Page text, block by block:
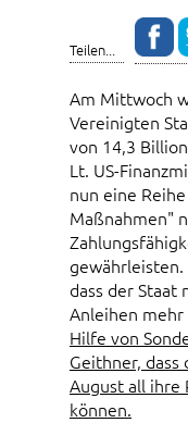
Teilen...
Am Mittwoch
Vereinigten
von 14,3
Lt. US-
nun eine
Maßnahmen"
dass der Staat
Anleihen mehr
Hilfe von
Geithner, dass
August all ihre
können.